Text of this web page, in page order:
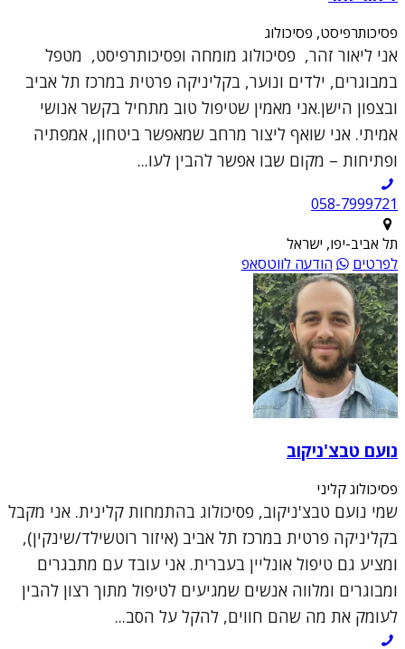
פסיכותרפיסט, פסיכולוג
אני ליאור זהר, פסיכולוג מומחה ופסיכותרפיסט, מטפל
במבוגרים, ילדים ונוער, בקליניקה פרטית במרכז תל אביב
ובצפון הישן.אני מאמין שטיפול טוב מתחיל בקשר אנושי
אמיתי. אני שואף ליצור מרחב שמאפשר ביטחון, אמפתיה
ופתיחות – מקום שבו אפשר להבין לעו...
תל אביב-יפו, ישראל
לפרטים
הודעה לווטסאפ
נועם טבצ'ניקוב
פסיכולוג קליני
שמי נועם טבצ'ניקוב, פסיכולוג בהתמחות קלינית. אני מקבל
בקליניקה פרטית במרכז תל אביב (איזור רוטשילד/שינקין),
ומציע גם טיפול אונליין בעברית. אני עובד עם מתבגרים
ומבוגרים ומלווה אנשים שמגיעים לטיפול מתוך רצון להבין
לעומק את מה שהם חווים, להקל על הסב...